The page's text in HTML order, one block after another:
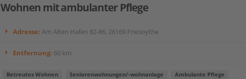
Wohnen mit ambulanter Pflege
Adresse: Am Alten Hafen 82-86, 26169 Friesoythe
Entfernung: 60 km
Betreutes Wohnen Seniorenwohnungen/-wohnanlage Ambulante Pflege